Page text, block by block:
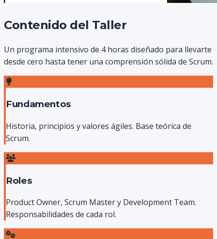
Contenido del Taller
Un programa intensivo de 4 horas diseñado para llevarte
desde cero hasta tener una comprensión sólida de Scrum.
Fundamentos
Historia, principios y valores ágiles. Base teórica de
Scrum.
Roles
Product Owner, Scrum Master y Development Team.
Responsabilidades de cada rol.